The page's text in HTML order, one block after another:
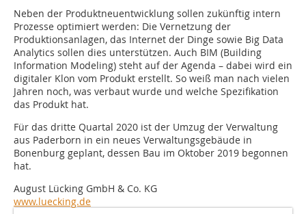
Neben der Produktneuentwicklung sollen zukünftig intern
Prozesse optimiert werden: Die Vernetzung der
Produktionsanlagen, das Internet der Dinge sowie Big Data
Analytics sollen dies unterstützen. Auch BIM (Building
Information Modeling) steht auf der Agenda – dabei wird ein
digitaler Klon vom Produkt erstellt. So weiß man nach vielen
Jahren noch, was verbaut wurde und welche Spezifikation
das Produkt hat.
Für das dritte Quartal 2020 ist der Umzug der Verwaltung
aus Paderborn in ein neues Verwaltungsgebäude in
Bonenburg geplant, dessen Bau im Oktober 2019 begonnen
hat.
August Lücking GmbH & Co. KG
www.luecking.de